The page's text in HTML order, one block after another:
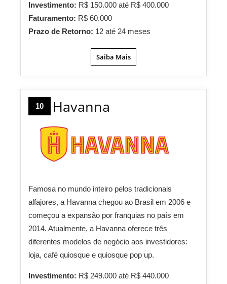
Investimento: R$ 150.000 até R$ 400.000
Faturamento: R$ 60.000
Prazo de Retorno: 12 até 24 meses
Saiba Mais
10 Havanna
Famosa no mundo inteiro pelos tradicionais
alfajores, a Havanna chegou ao Brasil em 2006 e
começou a expansão por franquias no país em
2014. Atualmente, a Havanna oferece três
diferentes modelos de negócio aos investidores:
loja, café quiosque e quiosque pop up.
Investimento: R$ 249.000 até R$ 440.000